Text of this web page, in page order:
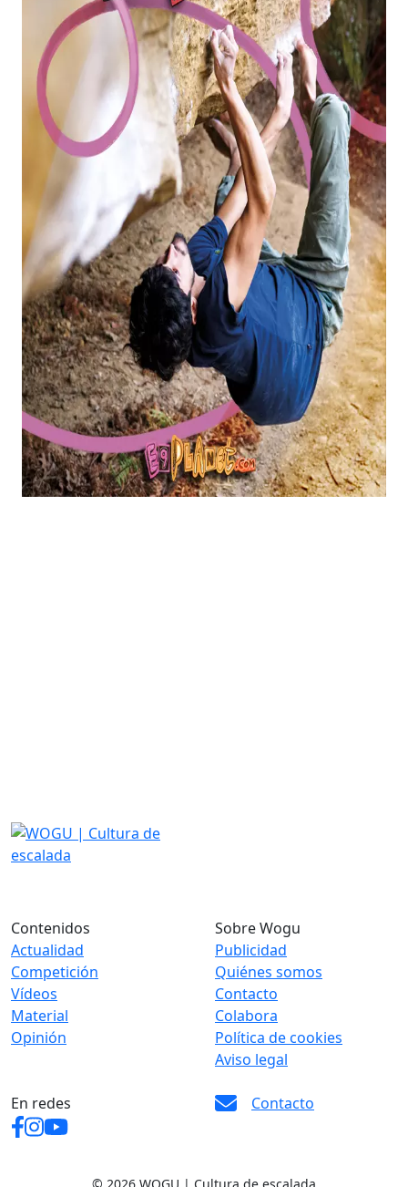
Contenidos
Actualidad
Competición
Vídeos
Material
Opinión
Sobre Wogu
Publicidad
Quiénes somos
Contacto
Colabora
Política de cookies
Aviso legal
En redes Contacto
© 2026 WOGU | Cultura de escalada